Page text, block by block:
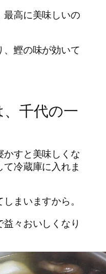
最高に美味しいの
、鰹の味が効いて
千代の一
すと美味しくな
冷蔵庫に入れま
まいますから。
々おいしくなり